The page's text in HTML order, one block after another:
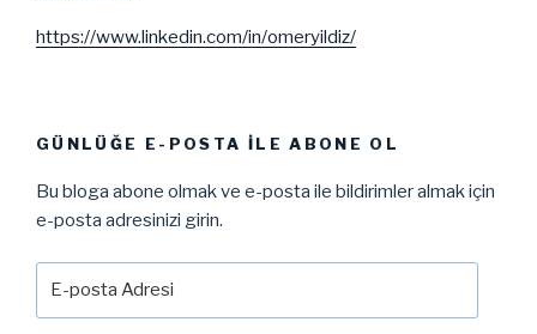
https://www.linkedin.com/in/omeryildiz/
GÜNLÜĞE E-POSTA ILE ABONE OL
Bu bloga abone olmak ve e-posta ile bildirimler almak için
e-posta adresinizi girin.
posta